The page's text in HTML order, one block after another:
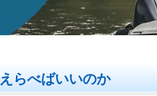
らべばいいのか